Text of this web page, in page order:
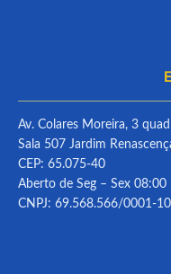
Av. Colares Moreira, 3
Sala 507 Jardim
CEP: 65.075-40
Aberto de Seg – Sex 08:00
CNPJ: 69.568.566/0001-10